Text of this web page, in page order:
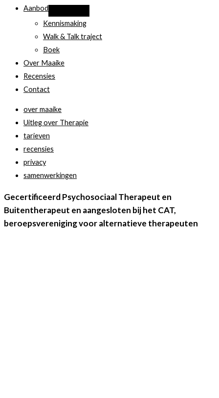
therapeut,
Aanbod
Kennismaking
Walk & Talk traject
Boek
Over Maaike
Recensies
Contact
over maaike
Uitleg over Therapie
tarieven
recensies
privacy
samenwerkingen
Gecertificeerd Psychosociaal Therapeut en
Buitentherapeut en aangesloten bij het CAT,
beroepsvereniging voor alternatieve therapeuten